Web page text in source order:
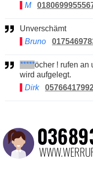
M
Unverschämt
Bruno
*****öcher ! rufen an
wird aufgelegt.
Dirk